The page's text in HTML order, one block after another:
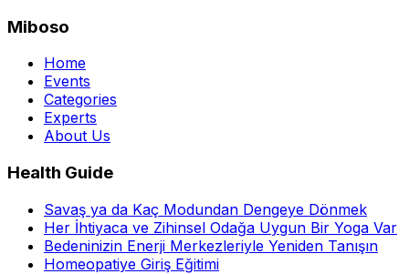
Miboso
Home
Events
Categories
Experts
About Us
Health Guide
Savaş ya da Kaç Modundan Dengeye Dönmek
Her İhtiyaca ve Zihinsel Odağa Uygun Bir Yoga Var
Bedeninizin Enerji Merkezleriyle Yeniden Tanışın
Homeopatiye Giriş Eğitimi